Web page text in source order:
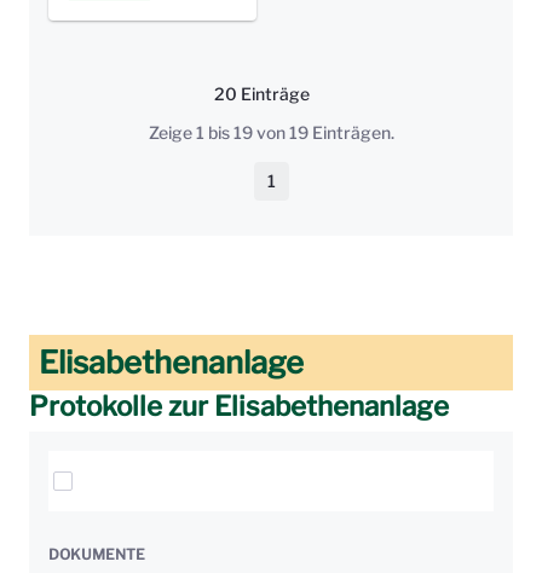
20 Einträge
Pro Seite
Zeige 1 bis 19 von 19 Einträgen.
Seite
1
Elisabethenanlage
Protokolle zur Elisabethenanlage
Elemente auswählen
DOKUMENTE